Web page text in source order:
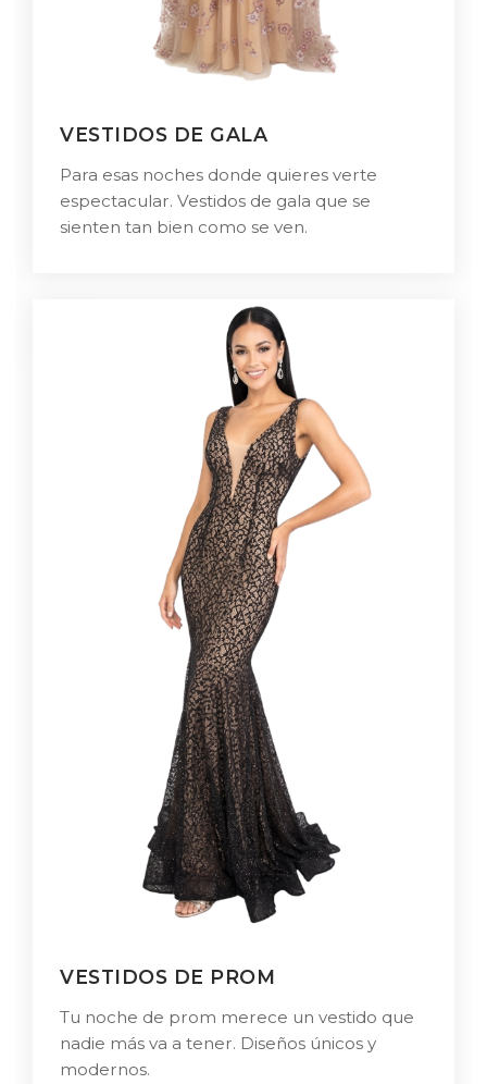
VESTIDOS DE GALA
Para esas noches donde quieres verte
espectacular. Vestidos de gala que se
sienten tan bien como se ven.
VESTIDOS DE PROM
Tu noche de prom merece un vestido que
nadie más va a tener. Diseños únicos y
modernos.